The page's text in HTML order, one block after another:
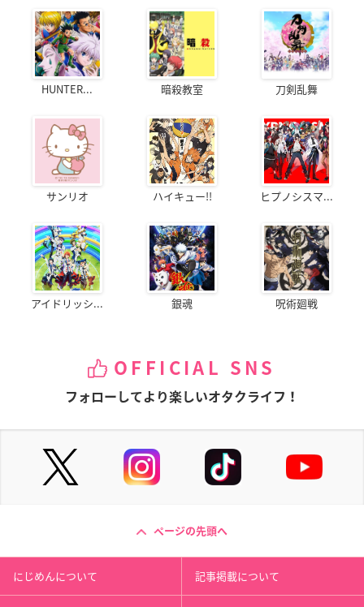
HUNTER... 暗殺教室 刀剣乱舞
サンリオ ハイキュー!! ヒプノシスマ...
アイドリッシ... 銀魂 呪術廻戦
OFFICIAL SNS
フォローしてより楽しいオタクライフ！
ページの先頭へ
にじめんについて 記事掲載について